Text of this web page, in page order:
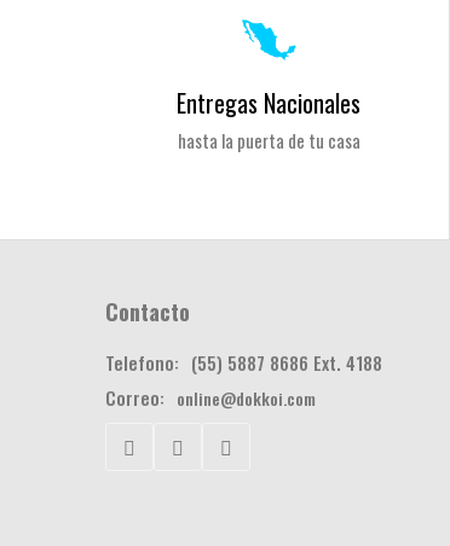
Entregas Nacionales
hasta la puerta de tu casa
Contacto
Telefono: (55) 5887 8686 Ext. 4188
Correo: online@dokkoi.com